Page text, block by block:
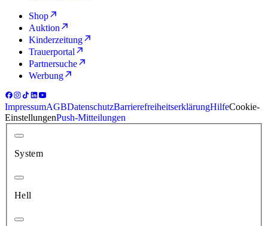
Shop
Auktion
Kinderzeitung
Trauerportal
Partnersuche
Werbung
ImpressumAGBDatenschutzBarrierefreiheitserklärungHilfeCookie-
EinstellungenPush-Mitteilungen
System
Hell